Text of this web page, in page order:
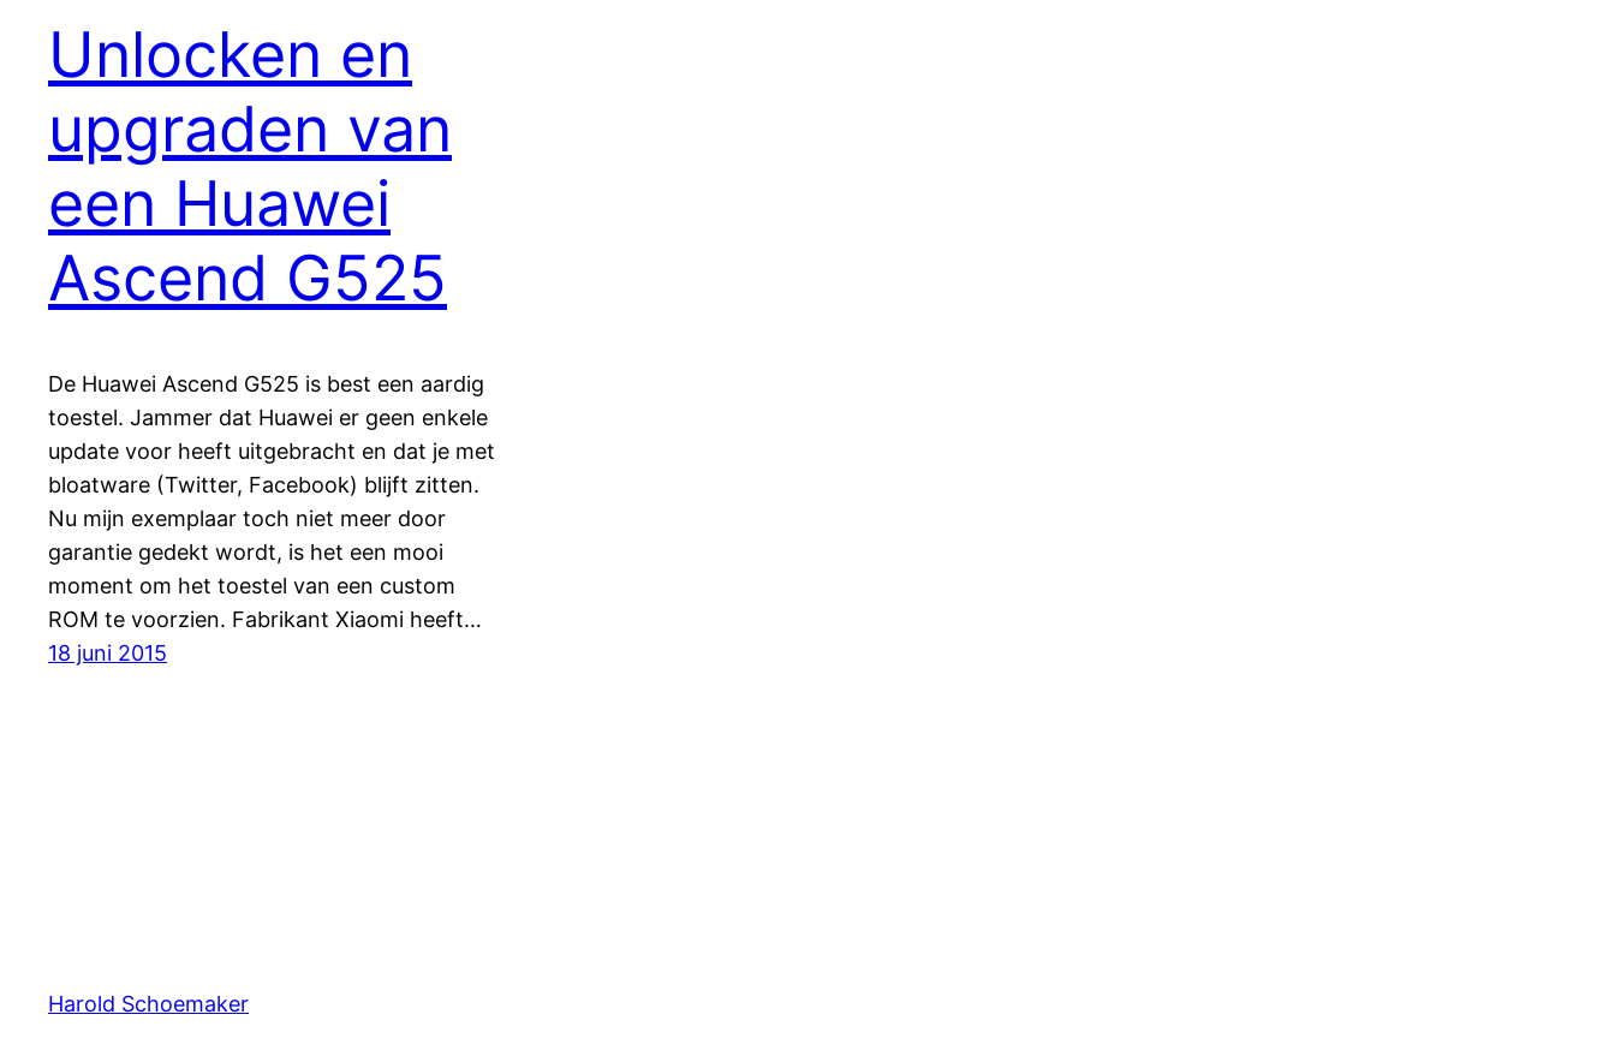
Unlocken en
upgraden van
een Huawei
Ascend G525
De Huawei Ascend G525 is best een aardig
toestel. Jammer dat Huawei er geen enkele
update voor heeft uitgebracht en dat je met
bloatware (Twitter, Facebook) blijft zitten.
Nu mijn exemplaar toch niet meer door
garantie gedekt wordt, is het een mooi
moment om het toestel van een custom
ROM te voorzien. Fabrikant Xiaomi heeft…
18 juni 2015
Harold Schoemaker